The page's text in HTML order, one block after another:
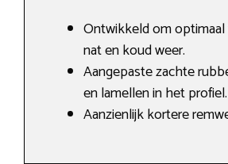
Ontwikkeld om
nat en koud weer.
Aangepaste zachte
en lamellen in het profiel.
Aanzienlijk kortere